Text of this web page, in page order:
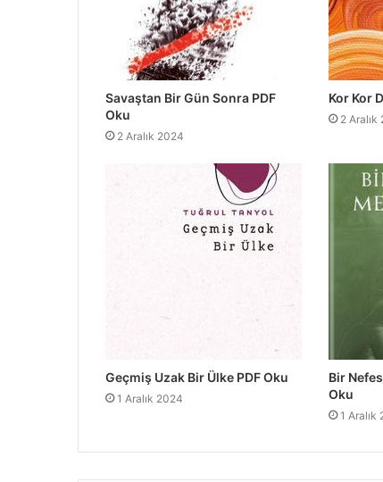
Savaştan Bir Gün Sonra PDF
Oku
2 Aralık 2024
Kor Kor
2 Aralık
Geçmiş Uzak Bir Ülke PDF Oku
1 Aralık 2024
Bir
Oku
1 Aralık